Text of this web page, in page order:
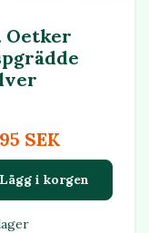
Oetker
SEK
Lägg i korgen